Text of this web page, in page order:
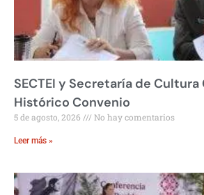
SECTEI y Secretaría de Cultura
Histórico Convenio
5 de agosto, 2026 No hay comentarios
Leer más »